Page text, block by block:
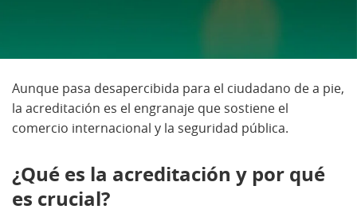
Aunque pasa desapercibida para el ciudadano de a pie,
la acreditación es el engranaje que sostiene el
comercio internacional y la seguridad pública.
¿Qué es la acreditación y por qué
es crucial?